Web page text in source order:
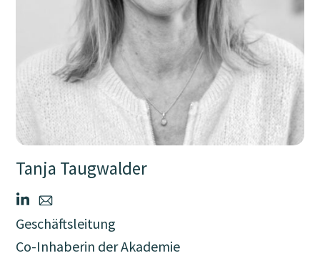
Tanja Taugwalder
Geschäftsleitung
Co-Inhaberin der Akademie